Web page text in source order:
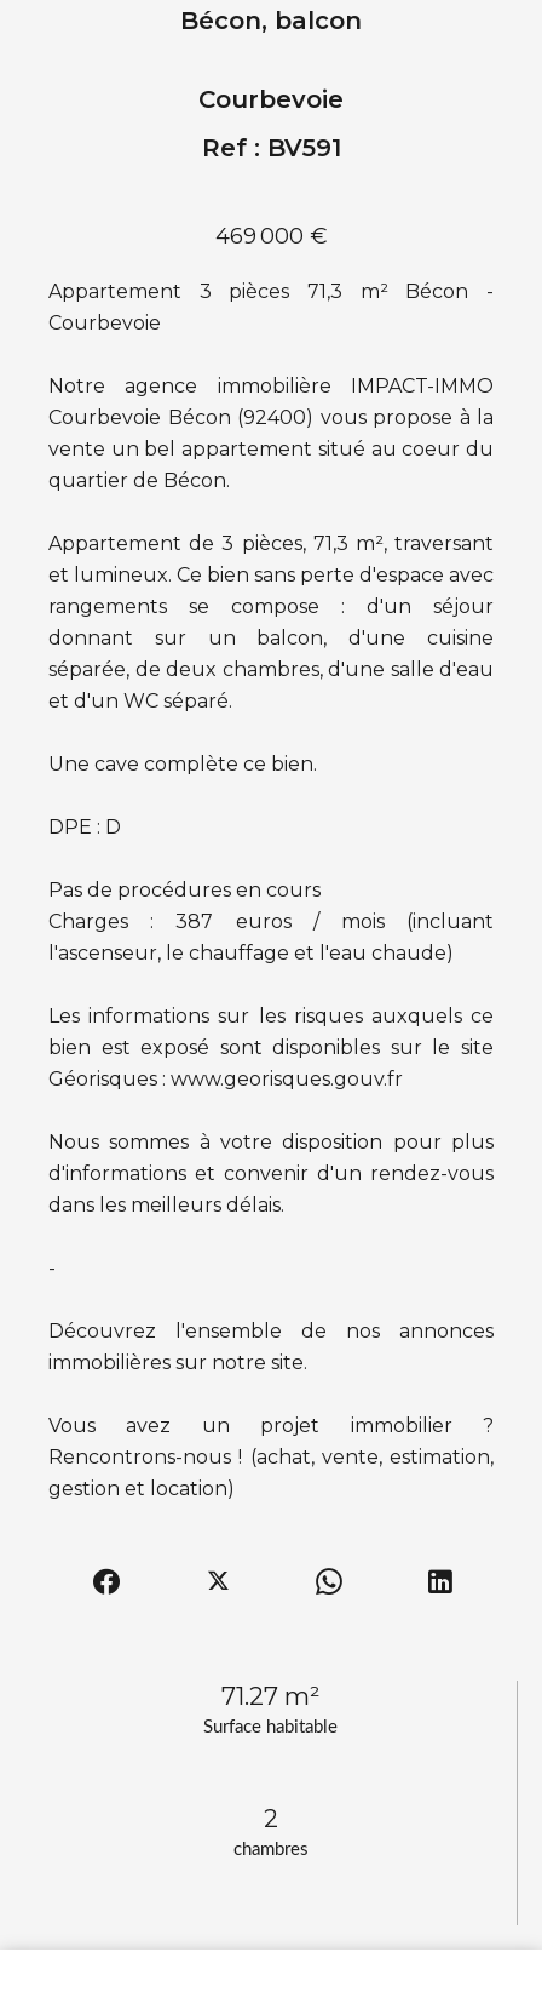
Surface habitable
71.27 m²
chambres
2
Bécon, balcon
Courbevoie
Ref : BV591
469 000 €
Appartement 3 pièces 71,3 m² Bécon -
Courbevoie
Notre agence immobilière IMPACT-IMMO
Courbevoie Bécon (92400) vous propose à la
vente un bel appartement situé au coeur du
quartier de Bécon.
Appartement de 3 pièces, 71,3 m², traversant
et lumineux. Ce bien sans perte d'espace avec
rangements se compose : d'un séjour
donnant sur un balcon, d'une cuisine
séparée, de deux chambres, d'une salle d'eau
et d'un WC séparé.
Une cave complète ce bien.
DPE : D
Pas de procédures en cours
Charges : 387 euros / mois (incluant
l'ascenseur, le chauffage et l'eau chaude)
Les informations sur les risques auxquels ce
bien est exposé sont disponibles sur le site
Géorisques : www.georisques.gouv.fr
Nous sommes à votre disposition pour plus
d'informations et convenir d'un rendez-vous
dans les meilleurs délais.
-
Découvrez l'ensemble de nos annonces
immobilières sur notre site.
Vous avez un projet immobilier ?
Rencontrons-nous ! (achat, vente, estimation,
gestion et location)